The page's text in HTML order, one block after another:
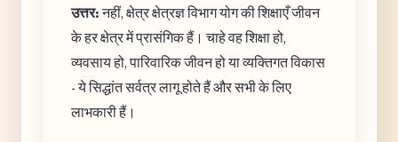
उत्तर:नहीं, क्षेत्र क्षेत्रज्ञ विभाग योग की शिक्षाएँ जीवन
के हर क्षेत्र में प्रासंगिक हैं। चाहे वह शिक्षा हो,
व्यवसाय हो, पारिवारिक जीवन हो या व्यक्तिगत विकास
- ये सिद्धांत सर्वत्र लागू होते हैं और सभी के लिए
लाभकारी हैं।